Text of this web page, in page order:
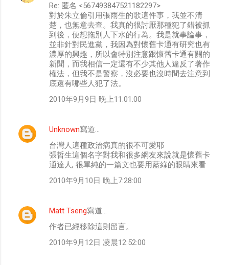
Re: 匿名 <567493847521182297>
對於朱立倫引用張雨生的歌這件事，我並不清
楚，也無意去查。我真的很討厭那種犯了錯被抓
到後，便想拖別人下水的行為。我是就事論事，
並非針對民進黨，我因為對懷舊卡通有研究也有
濃厚的興趣，所以會特別注意跟懷舊卡通有關的
新聞，而我相信一定還有不少其他人違反了著作
權法，但我不是警察，沒必要也沒時間去注意到
底還有哪些人犯了法。
2010年9月9日 晚上11:01:00
Unknown寫道…
台灣人這種政治病真的很不可愛耶
張哲生這個名字對我和很多網友來說就是懷舊卡
通達人, 很單純的一篇文也要用藍綠的眼睛來看
2010年9月10日 晚上7:28:00
Matt Tseng寫道…
作者已經移除這則留言。
2010年9月12日 凌晨12:52:00